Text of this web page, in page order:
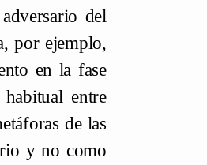
del
por ejemplo,
en la fase
entre
de las
y no como